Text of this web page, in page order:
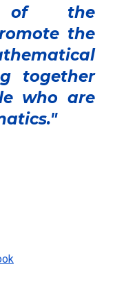
of the
the
together
who are